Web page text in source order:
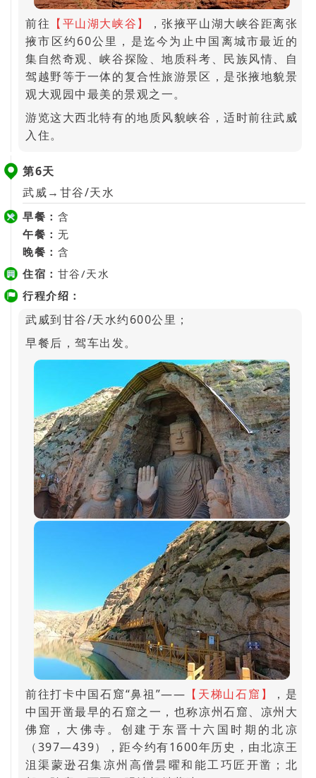
前往 【平山湖大峡谷】
，张掖平山湖大峡谷距离张
掖市区约60公里，是迄今为止中国离城市最近的
集自然奇观、峡谷探险、地质科考、民族风情、自
驾越野等于一体的复合性旅游景区，是张掖地貌景
观大观园中最美的景观之一。
游览这大西北特有的地质风貌峡谷，适时前往武威
入住。
第6天
武威→甘谷/天水
早餐： 含
午餐： 无
晚餐： 含
住宿： 甘谷/天水
行程介绍：
武威到甘谷/天水约600公里；
早餐后，驾车出发。
前往打卡中国石窟“鼻祖”—— 【天梯山石窟】
，是
中国开凿最早的石窟之一，也称凉州石窟、凉州大
佛窟，大佛寺。创建于东晋十六国时期的北凉
（397—439），距今约有1600年历史，由北凉王
沮渠蒙逊召集凉州高僧昙曜和能工巧匠开凿；北